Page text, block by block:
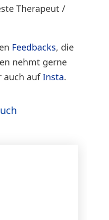
Therapeut /
Feedbacks, die
nehmt gerne
auch aufInsta.